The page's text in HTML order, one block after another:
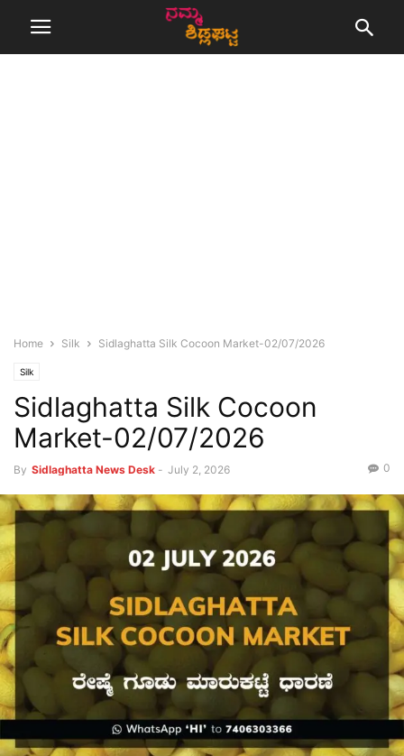
Home Silk Sidlaghatta Silk Cocoon Market-02/07/2026
Silk
Sidlaghatta Silk Cocoon
Market-02/07/2026
By Sidlaghatta News Desk - July 2, 2026 0